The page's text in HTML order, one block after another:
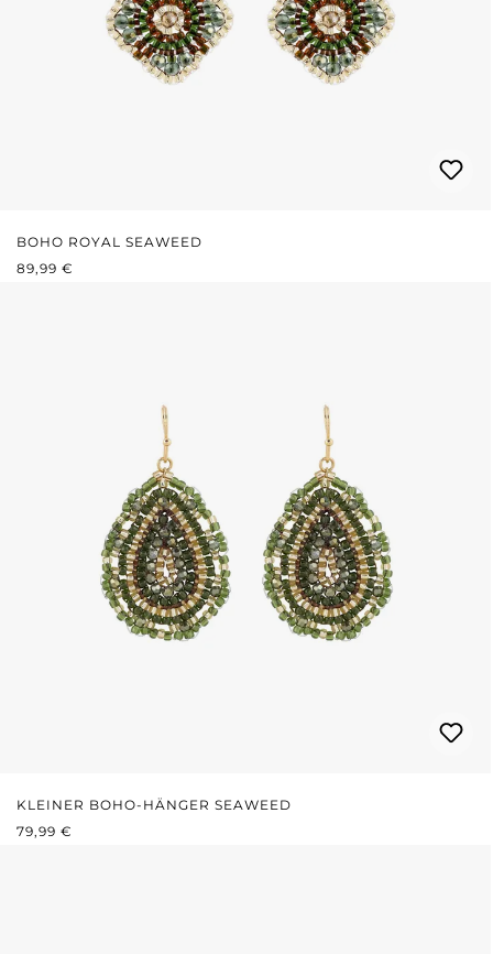
BOHO ROYAL SEAWEED
REGULÄRER PREIS:
89,99 €
KLEINER BOHO-HÄNGER SEAWEED
REGULÄRER PREIS:
79,99 €